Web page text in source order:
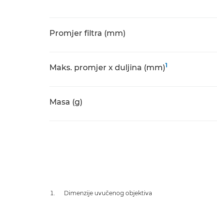
Promjer filtra (mm)
Maks. promjer x duljina (mm)1
Masa (g)
Dimenzije uvučenog objektiva